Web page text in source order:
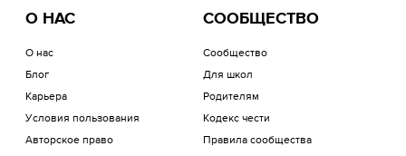
О НАС
О нас
Блог
Карьера
Условия пользования
Авторское право
СООБЩЕСТВО
Сообщество
Для школ
Родителям
Кодекс чести
Правила сообщества